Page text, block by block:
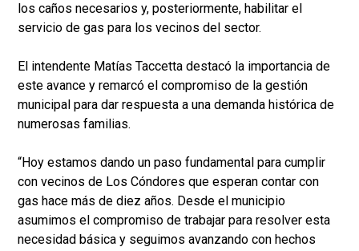
los caños necesarios y, posteriormente, habilitar el
servicio de gas para los vecinos del sector.
El intendente Matías Taccetta destacó la importancia de
este avance y remarcó el compromiso de la gestión
municipal para dar respuesta a una demanda histórica de
numerosas familias.
“Hoy estamos dando un paso fundamental para cumplir
con vecinos de Los Cóndores que esperan contar con
gas hace más de diez años. Desde el municipio
asumimos el compromiso de trabajar para resolver esta
necesidad básica y seguimos avanzando con hechos